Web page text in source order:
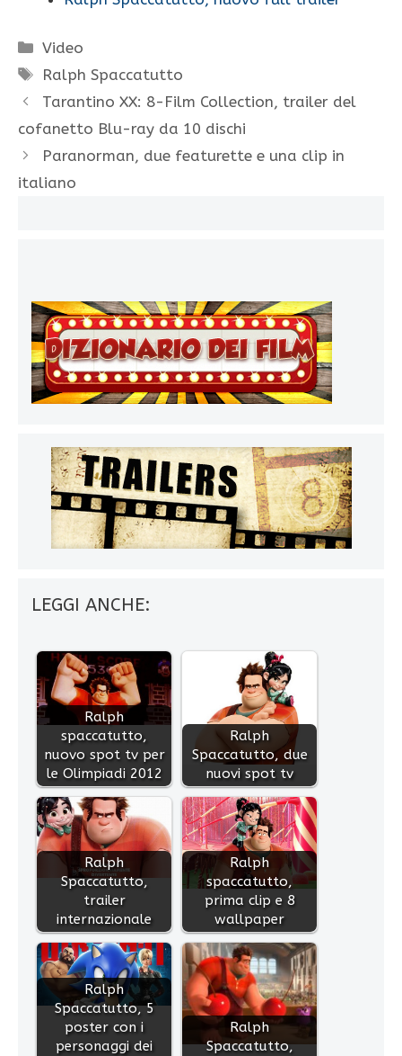
Categorie
Video
Tag
Ralph Spaccatutto
Tarantino XX: 8-Film Collection, trailer del
cofanetto Blu-ray da 10 dischi
Paranorman, due featurette e una clip in
italiano
LEGGI ANCHE:
Ralph
spaccatutto,
nuovo spot tv per
le Olimpiadi 2012
Ralph
Spaccatutto, due
nuovi spot tv
Ralph
Spaccatutto,
trailer
internazionale
Ralph
spaccatutto,
prima clip e 8
wallpaper
Ralph
Spaccatutto, 5
poster con i
personaggi dei
Ralph
Spaccatutto,